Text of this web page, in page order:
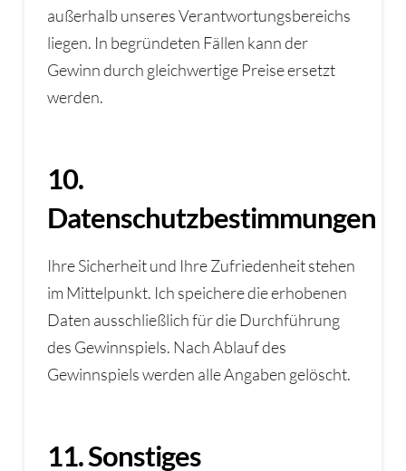
außerhalb unseres Verantwortungsbereichs
liegen. In begründeten Fällen kann der
Gewinn durch gleichwertige Preise ersetzt
werden.
10.
Datenschutzbestimmungen
Ihre Sicherheit und Ihre Zufriedenheit stehen
im Mittelpunkt. Ich speichere die erhobenen
Daten ausschließlich für die Durchführung
des Gewinnspiels. Nach Ablauf des
Gewinnspiels werden alle Angaben gelöscht.
11. Sonstiges